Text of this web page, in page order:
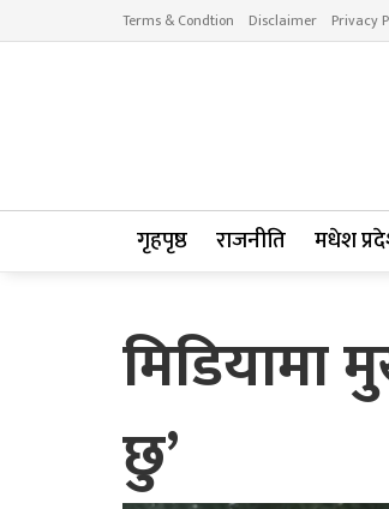
Terms & Condtion Disclaimer Privacy
गृहपृष्ठ राजनीति मधेश
मिडियामा
छु’